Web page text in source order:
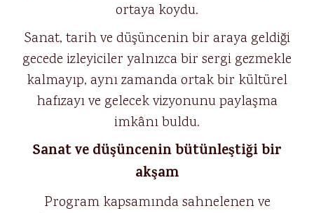
ortaya koydu.
Sanat, tarih ve düşüncenin bir araya geldiği
gecede izleyiciler yalnızca bir sergi gezmekle
kalmayıp, aynı zamanda ortak bir kültürel
hafızayı ve gelecek vizyonunu paylaşma
imkânı buldu.
Sanat ve düşüncenin bütünleştiği bir
akşam
Program kapsamında sahnelenen ve